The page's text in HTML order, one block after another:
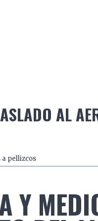
AL
a pellizcos
Y